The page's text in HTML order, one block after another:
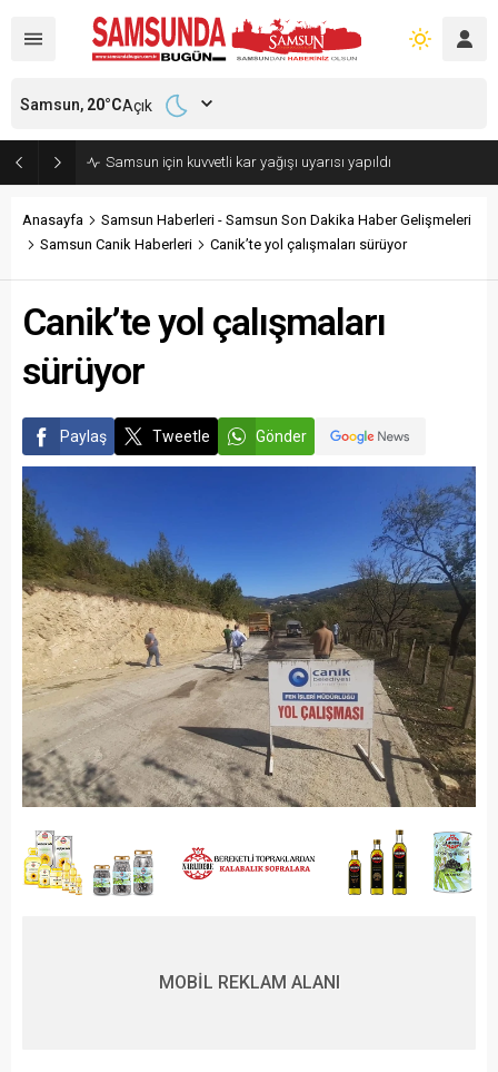
Samsun’da polisi alarma geçiren tatbikat
Samsun, 20°CAçık
Anasayfa
Samsun Haberleri - Samsun Son Dakika Haber Gelişmeleri
Samsun Canik Haberleri
Canik’te yol çalışmaları sürüyor
Canik’te yol çalışmaları
sürüyor
Paylaş Tweetle Gönder
MOBİL REKLAM ALANI